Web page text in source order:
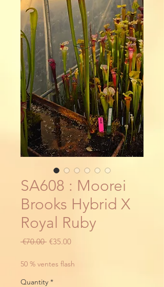
SA608 : Moorei
Brooks Hybrid X
Royal Ruby
€70.00 Regular
€35.00Sale
50 % ventes flash
Quantity *